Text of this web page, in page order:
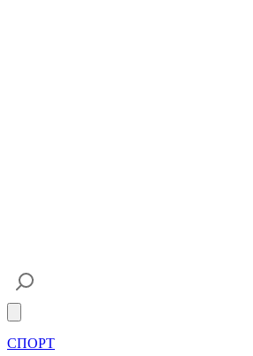
СПОРТ